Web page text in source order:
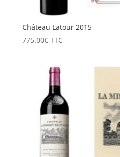
Château Latour 2015
775.00€ TTC